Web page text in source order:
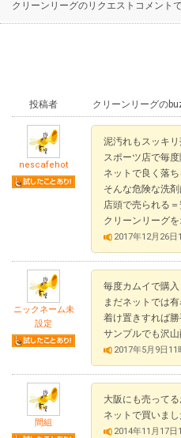
クリーンリーグのリクエストコメント
投稿者 クリーンリーグの
nescafehot
泥汚れもスッキリ
スポーツ店で毎度
ネットで良く落
そんな危険な洗剤
店頭で売られる
クリーンリーグを
2017年12月26日
ニックネーム未
設定
毎度カムイで購入
まだネットでは
着け置きすれば勝
サンプルでも沢山
2017年5月9日11
間組
大阪にも売って
ネットで買いまし
2014年11月17日